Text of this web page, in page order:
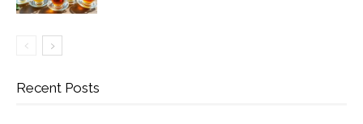
Recent Posts